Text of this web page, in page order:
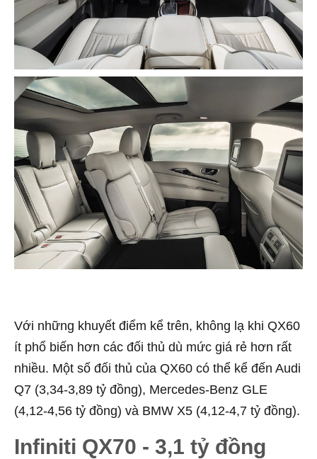
Với những khuyết điểm kể trên, không lạ khi QX60
ít phổ biến hơn các đối thủ dù mức giá rẻ hơn rất
nhiều. Một số đối thủ của QX60 có thể kể đến Audi
Q7 (3,34-3,89 tỷ đồng), Mercedes-Benz GLE
(4,12-4,56 tỷ đồng) và BMW X5 (4,12-4,7 tỷ đồng).
Infiniti QX70 - 3,1 tỷ đồng